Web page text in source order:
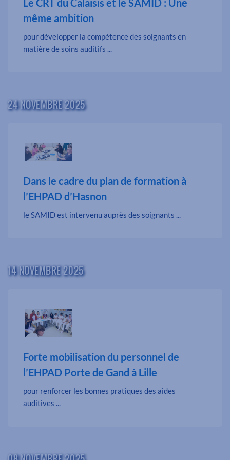
Le CRT du Calaisis et le SAMID : Une
même ambition
pour développer la compétence des soignants en
matière de soins auditifs ...
24 NOVEMBRE 2025
Dans le cadre du plan de formation à
l’EHPAD d’Hasnon
le SAMID est intervenu auprès des soignants ...
14 NOVEMBRE 2025
Forte mobilisation du personnel de
l’EHPAD Porte de Gand à Lille
pour renforcer les bonnes pratiques des aides
auditives ...